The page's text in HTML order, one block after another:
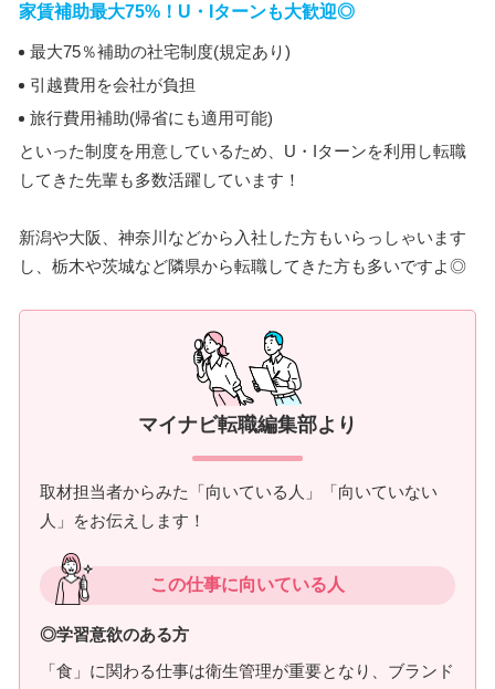
家賃補助最大75%！U・Iターンも大歓迎◎
最大75％補助の社宅制度(規定あり)
引越費用を会社が負担
旅行費用補助(帰省にも適用可能)
といった制度を用意しているため、U・Iターンを利用し転職
してきた先輩も多数活躍しています！
新潟や大阪、神奈川などから入社した方もいらっしゃいます
し、栃木や茨城など隣県から転職してきた方も多いですよ◎
マイナビ転職編集部より
取材担当者からみた「向いている人」「向いていない
人」をお伝えします！
この仕事に向いている人
◎学習意欲のある方
「食」に関わる仕事は衛生管理が重要となり、ブランド